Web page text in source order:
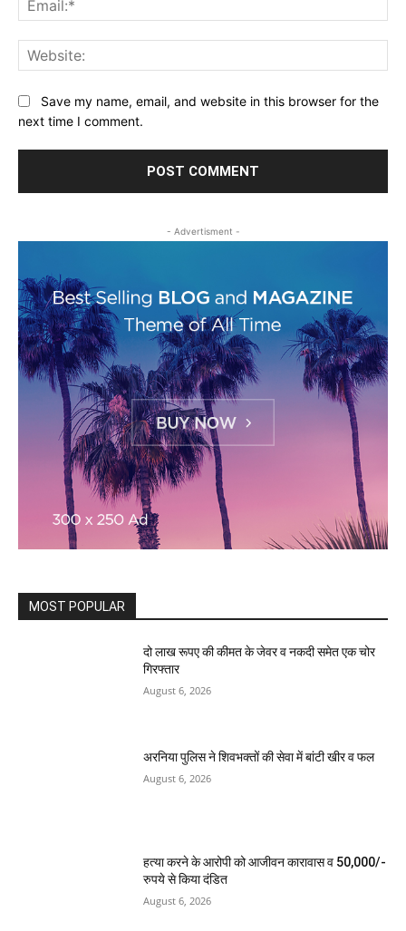
Save my name, email, and website in this browser for the
next time I comment.
- Advertisment -
MOST POPULAR
दो लाख रूपए की कीमत के जेवर व नकदी समेत एक चोर
गिरफ्तार
August 6, 2026
अरनिया पुलिस ने शिवभक्तों की सेवा में बांटी खीर व फल
August 6, 2026
हत्या करने के आरोपी को आजीवन कारावास व 50,000/-
रुपये से किया दंडित
August 6, 2026